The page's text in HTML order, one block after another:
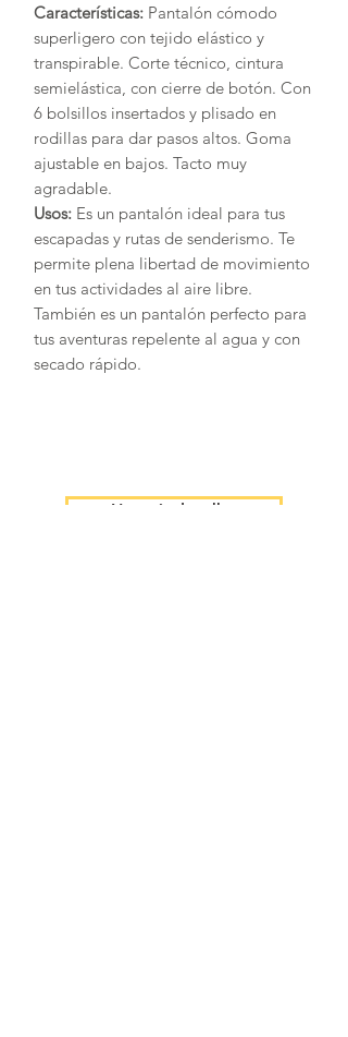
Características: Pantalón cómodo
superligero con tejido elástico y
transpirable. Corte técnico, cintura
semielástica, con cierre de botón. Con
6 bolsillos insertados y plisado en
rodillas para dar pasos altos. Goma
ajustable en bajos. Tacto muy
agradable.
Usos: Es un pantalón ideal para tus
escapadas y rutas de senderismo. Te
permite plena libertad de movimiento
en tus actividades al aire libre.
También es un pantalón perfecto para
tus aventuras repelente al agua y con
secado rápido.
Ver guía de tallas